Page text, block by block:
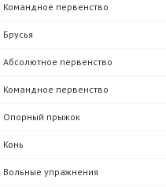
Командное первенство
Брусья
Абсолютное первенство
Командное первенство
Опорный прыжок
Конь
Вольные упражнения